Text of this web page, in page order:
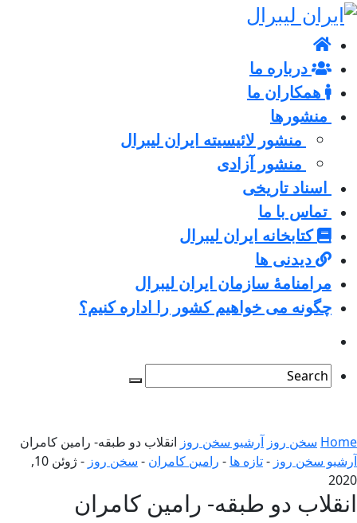
درباره ما
همکاران ما
منشورها
منشور لائیسیته ایران لیبرال
منشور آزادی
اسناد تاریخی
تماس با ما
کتابخانه ایران لیبرال
دیدنی ها
مرامنامۀ سازمان ایران لیبرال
چگونه می خواهیم کشور را اداره کنیم؟
Home سخن روز آرشیو سخن روز انقلاب دو طبقه- رامین کامران
آرشیو سخن روز -تازه ها - رامین کامران - سخن روز -
ژوئن 10,
2020
انقلاب دو طبقه- رامین کامران